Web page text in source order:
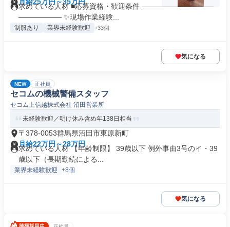
求めている人材 ■応募資格・歓迎条件 ――――――――――
―――――― ✨現場作業経験...
制服あり 業界未経験歓迎 +33個
気になる
NEW 正社員
セコムの機械警備スタッフ
セコム上信越株式会社 沼田営業所
未経験歓迎／明け休み含め年138日相当
〒378-0053群馬県沼田市東原新町
月給22万円～28万円
求めている人材 【年齢制限】 39歳以下 例外事由3号のイ・39
歳以下（長期勤続による...
業界未経験歓迎 +8個
気になる